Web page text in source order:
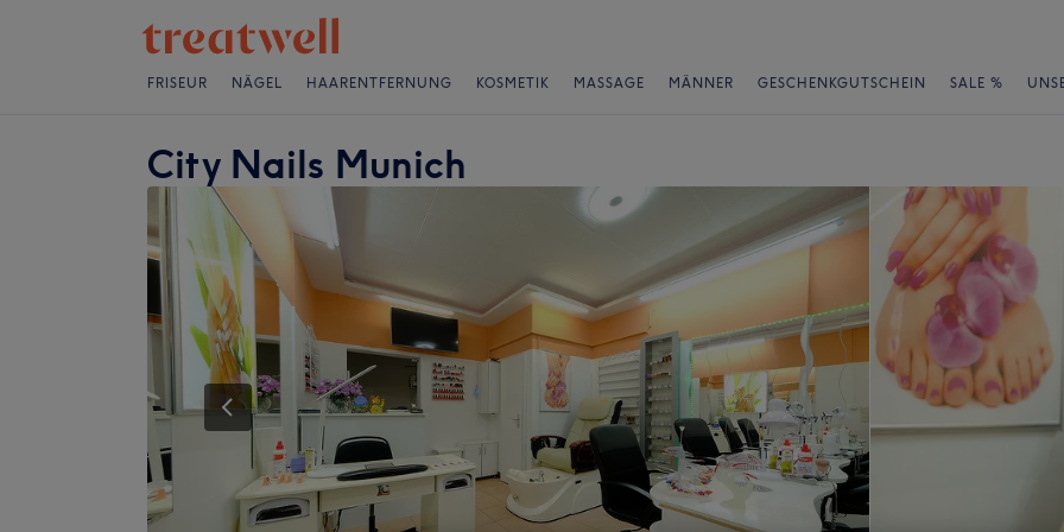
FRISEUR NÄGEL HAARENTFERNUNG KOSMETIK MASSAGE MÄNNER GESCHENKGUTSCHEIN SALE %
City Nails Munich